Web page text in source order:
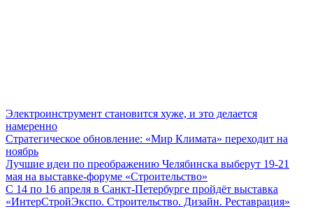
Электроинструмент становится хуже, и это делается
намеренно
Стратегическое обновление: «Мир Климата» переходит на
ноябрь
Лучшие идеи по преображению Челябинска выберут 19-21
мая на выставке-форуме «Строительство»
С 14 по 16 апреля в Санкт-Петербурге пройдёт выставка
«ИнтерСтройЭкспо. Строительство. Дизайн. Реставрация»